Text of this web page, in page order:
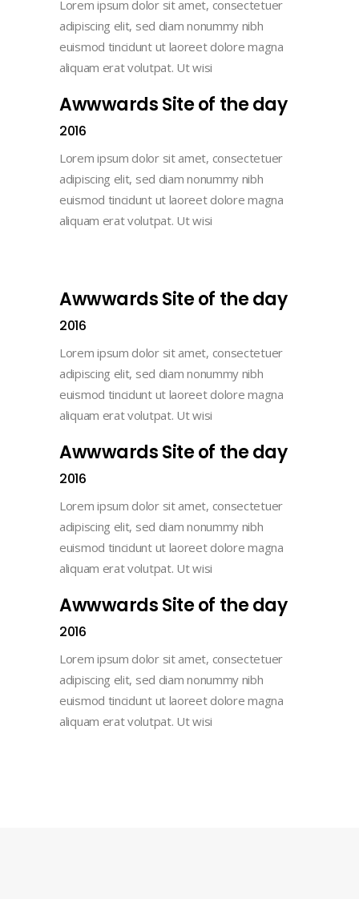
Lorem ipsum dolor sit amet, consectetuer
adipiscing elit, sed diam nonummy nibh
euismod tincidunt ut laoreet dolore magna
aliquam erat volutpat. Ut wisi
Awwwards Site of the day
2016
Lorem ipsum dolor sit amet, consectetuer
adipiscing elit, sed diam nonummy nibh
euismod tincidunt ut laoreet dolore magna
aliquam erat volutpat. Ut wisi
Awwwards Site of the day
2016
Lorem ipsum dolor sit amet, consectetuer
adipiscing elit, sed diam nonummy nibh
euismod tincidunt ut laoreet dolore magna
aliquam erat volutpat. Ut wisi
Awwwards Site of the day
2016
Lorem ipsum dolor sit amet, consectetuer
adipiscing elit, sed diam nonummy nibh
euismod tincidunt ut laoreet dolore magna
aliquam erat volutpat. Ut wisi
Awwwards Site of the day
2016
Lorem ipsum dolor sit amet, consectetuer
adipiscing elit, sed diam nonummy nibh
euismod tincidunt ut laoreet dolore magna
aliquam erat volutpat. Ut wisi